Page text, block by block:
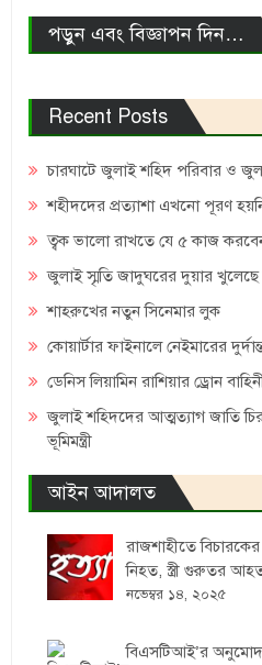
পড়ুন এবং বিজ্ঞাপন দিন…
Recent Posts
চারঘাটে জুলাই শহিদ পরিবার ও
শহীদদের প্রত্যাশা এখনো পূরণ
ত্বক ভালো রাখতে যে ৫ কাজ
জুলাই স্মৃতি জাদুঘরের দুয়ার খুলেছে
শাহরুখের নতুন সিনেমার লুক
কোয়ার্টার ফাইনালে নেইমারের
ডেনিস লিয়ামিন রাশিয়ার ড্রোন
জুলাই শহিদদের আত্মত্যাগ জাতি
ভূমিমন্ত্রী
আইন আদালত
রাজশাহীতে
নিহত, স্ত্রী গুরুতর
নভেম্বর ১৪, ২০২৫
বিএসটিআই’র